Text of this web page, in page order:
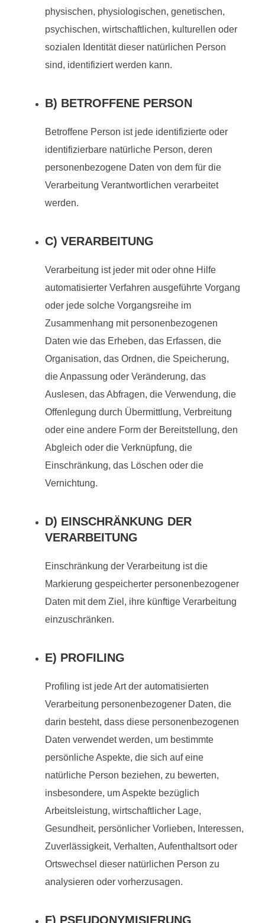
physischen, physiologischen, genetischen,
psychischen, wirtschaftlichen, kulturellen oder
sozialen Identität dieser natürlichen Person
sind, identifiziert werden kann.
B) BETROFFENE PERSON
Betroffene Person ist jede identifizierte oder
identifizierbare natürliche Person, deren
personenbezogene Daten von dem für die
Verarbeitung Verantwortlichen verarbeitet
werden.
C) VERARBEITUNG
Verarbeitung ist jeder mit oder ohne Hilfe
automatisierter Verfahren ausgeführte Vorgang
oder jede solche Vorgangsreihe im
Zusammenhang mit personenbezogenen
Daten wie das Erheben, das Erfassen, die
Organisation, das Ordnen, die Speicherung,
die Anpassung oder Veränderung, das
Auslesen, das Abfragen, die Verwendung, die
Offenlegung durch Übermittlung, Verbreitung
oder eine andere Form der Bereitstellung, den
Abgleich oder die Verknüpfung, die
Einschränkung, das Löschen oder die
Vernichtung.
D) EINSCHRÄNKUNG DER
VERARBEITUNG
Einschränkung der Verarbeitung ist die
Markierung gespeicherter personenbezogener
Daten mit dem Ziel, ihre künftige Verarbeitung
einzuschränken.
E) PROFILING
Profiling ist jede Art der automatisierten
Verarbeitung personenbezogener Daten, die
darin besteht, dass diese personenbezogenen
Daten verwendet werden, um bestimmte
persönliche Aspekte, die sich auf eine
natürliche Person beziehen, zu bewerten,
insbesondere, um Aspekte bezüglich
Arbeitsleistung, wirtschaftlicher Lage,
Gesundheit, persönlicher Vorlieben, Interessen,
Zuverlässigkeit, Verhalten, Aufenthaltsort oder
Ortswechsel dieser natürlichen Person zu
analysieren oder vorherzusagen.
F) PSEUDONYMISIERUNG